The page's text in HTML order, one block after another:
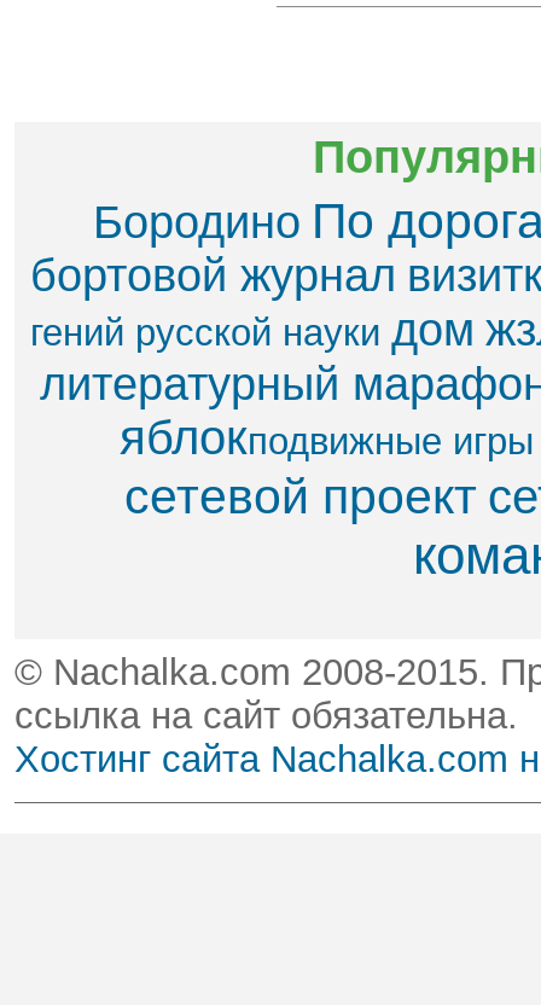
Бородино По
бортовой журнал
гений русской науки дом
литературный
яблок​подвижные игры
сетевой проект
© Nachalka.com 2008-2015.
ссылка на сайт обязательна.
Хостинг сайта Nachalka.com